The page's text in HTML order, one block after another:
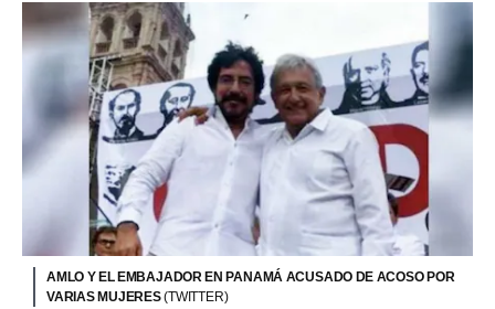
AMLO Y EL EMBAJADOR EN PANAMÁ ACUSADO DE ACOSO POR
VARIAS MUJERES(TWITTER)